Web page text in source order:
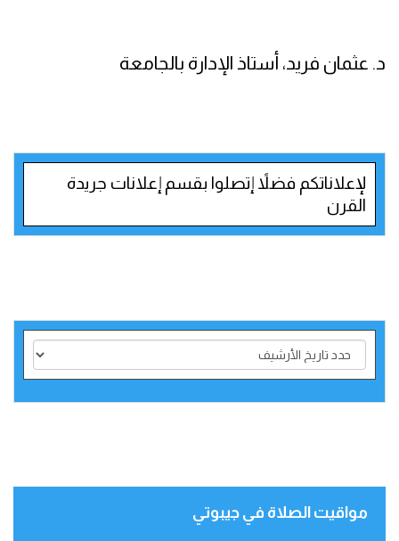
د. عثمان فريد، أستاذ الإدارة بالجامعة
لإعلاناتكم فضلاً إتصلوا بقسم إعلانات جريدة
القرن
مواقيت الصلاة في جيبوتي‎